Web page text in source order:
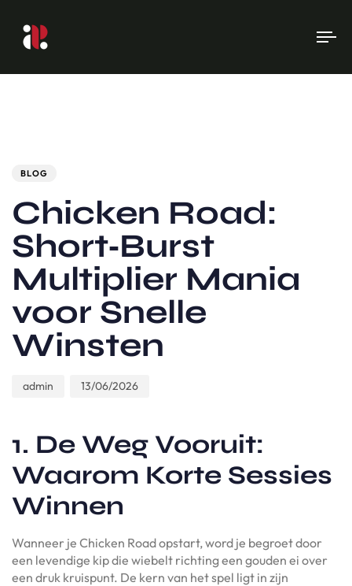
BLOG
Chicken Road:
Short‑Burst
Multiplier Mania
voor Snelle
Winsten
admin 13/06/2026
1. De Weg Vooruit:
Waarom Korte Sessies
Winnen
Wanneer je Chicken Road opstart, word je begroet door
een levendige kip die wiebelt richting een gouden ei over
een druk kruispunt. De kern van het spel ligt in zijn